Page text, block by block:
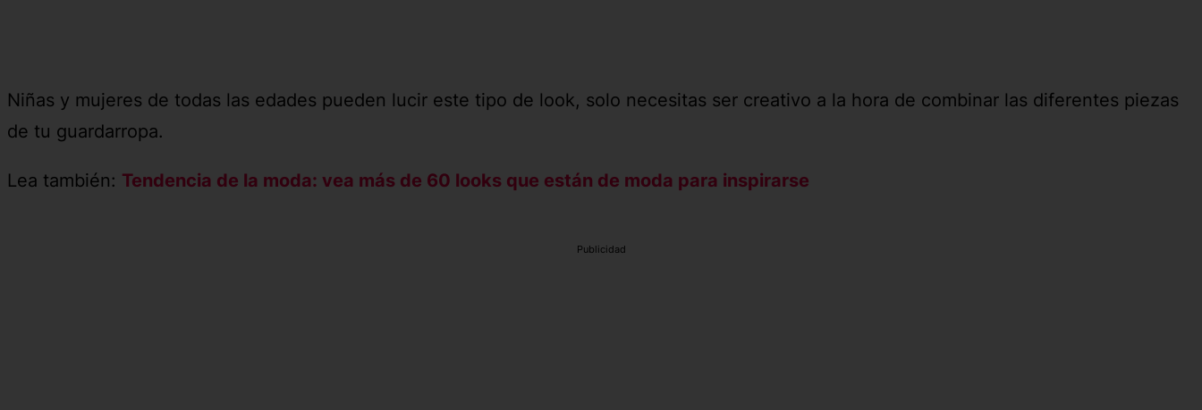
Niñas y mujeres de todas las edades pueden lucir este tipo de look, solo necesitas ser creativo a la hora de combinar las diferentes piezas
de tu guardarropa.
Lea también: Tendencia de la moda: vea más de 60 looks que están de moda para inspirarse
Publicidad